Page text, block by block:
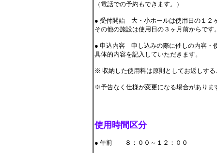
（電話での予約もできます。）
● 受付開始 大・小ホールは使用日の１２
その他の施設は使用日の３ヶ月前からです
● 申込内容 申し込みの際に催しの内容・
具体的内容を記入していただきます。
※ 収納した使用料は原則としてお返しす
※予告なく仕様が変更になる場合がありま
使用時間区分
● 午前 ８：００～１２：００